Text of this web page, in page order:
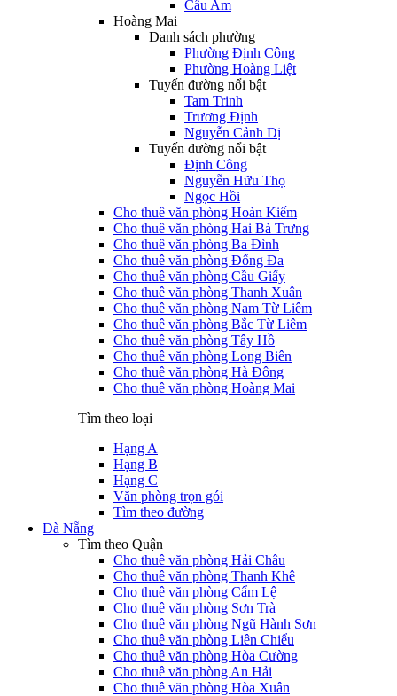
Cầu Am
Hoàng Mai
Danh sách phường
Phường Định Công
Phường Hoàng Liệt
Tuyến đường nổi bật
Tam Trinh
Trương Định
Nguyễn Cảnh Dị
Tuyến đường nổi bật
Định Công
Nguyễn Hữu Thọ
Ngọc Hồi
Cho thuê văn phòng Hoàn Kiếm
Cho thuê văn phòng Hai Bà Trưng
Cho thuê văn phòng Ba Đình
Cho thuê văn phòng Đống Đa
Cho thuê văn phòng Cầu Giấy
Cho thuê văn phòng Thanh Xuân
Cho thuê văn phòng Nam Từ Liêm
Cho thuê văn phòng Bắc Từ Liêm
Cho thuê văn phòng Tây Hồ
Cho thuê văn phòng Long Biên
Cho thuê văn phòng Hà Đông
Cho thuê văn phòng Hoàng Mai
Tìm theo loại
Hạng A
Hạng B
Hạng C
Văn phòng trọn gói
Tìm theo đường
Đà Nẵng
Tìm theo Quận
Cho thuê văn phòng Hải Châu
Cho thuê văn phòng Thanh Khê
Cho thuê văn phòng Cẩm Lệ
Cho thuê văn phòng Sơn Trà
Cho thuê văn phòng Ngũ Hành Sơn
Cho thuê văn phòng Liên Chiểu
Cho thuê văn phòng Hòa Cường
Cho thuê văn phòng An Hải
Cho thuê văn phòng Hòa Xuân